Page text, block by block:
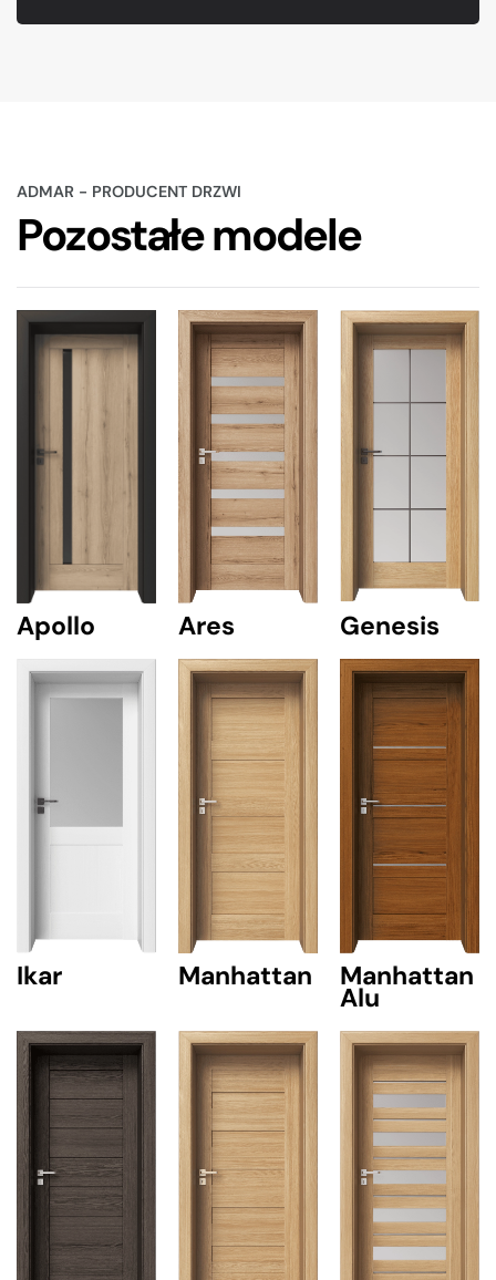
ADMAR - PRODUCENT DRZWI
Pozostałe modele
Apollo Ares Genesis
Ikar Manhattan Manhattan
Alu